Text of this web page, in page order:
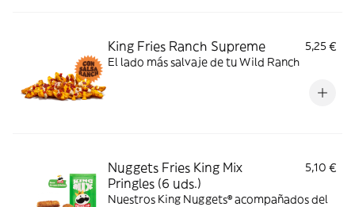
King Fries Ranch Supreme
5,25 €
El lado más salvaje de tu Wild Ranch
Nuggets Fries King Mix
Pringles (6 uds.)
5,10 €
Nuestros King Nuggets® acompañados del